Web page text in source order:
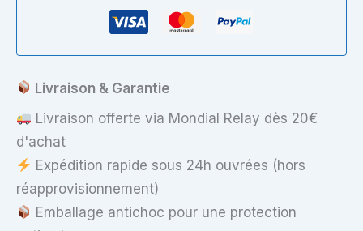
Livraison & Garantie
Livraison offerte via Mondial Relay dès 20€
d'achat
Expédition rapide sous 24h ouvrées (hors
réapprovisionnement)
Emballage antichoc pour une protection